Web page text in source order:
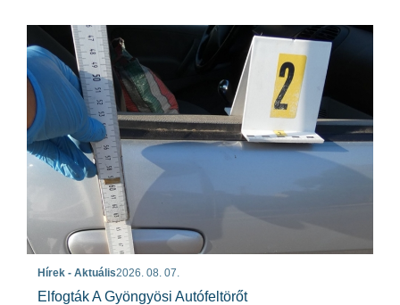
Hírek - Aktuális2026. 08. 07.
Elfogták A Gyöngyösi Autófeltörőt